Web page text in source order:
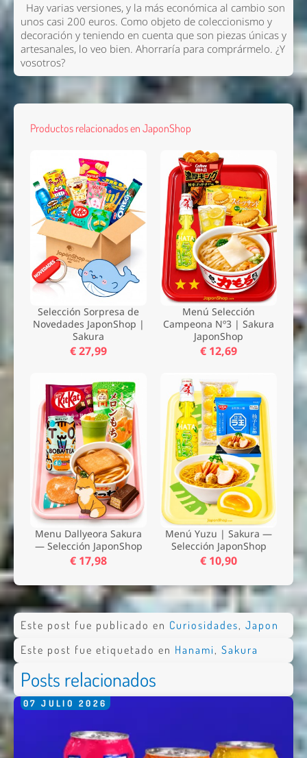
Hay varias versiones, y la más económica al cambio son
unos casi 200 euros. Como objeto de coleccionismo y
decoración y teniendo en cuenta que son piezas únicas y
artesanales, lo veo bien. Ahorraría para comprármelo. ¿Y
vosotros?
Productos relacionados en JaponShop
Selección Sorpresa de
Novedades JaponShop |
Sakura
€ 27,99
Menú Selección
Campeona Nº3 | Sakura
JaponShop
€ 12,69
Menu Dallyeora Sakura
— Selección JaponShop
€ 17,98
Menú Yuzu | Sakura —
Selección JaponShop
€ 10,90
Este post fue publicado en Curiosidades, Japon
Este post fue etiquetado en Hanami, Sakura
Posts relacionados
07 JULIO 2026